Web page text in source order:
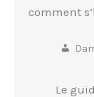
comment
Le